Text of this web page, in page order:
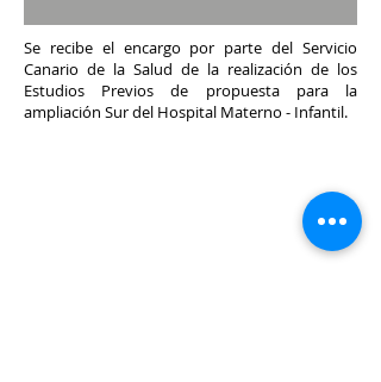
Se recibe el encargo por parte del Servicio
Canario de la Salud de la realización de los
Estudios Previos de propuesta para la
ampliación Sur del Hospital Materno - Infantil.